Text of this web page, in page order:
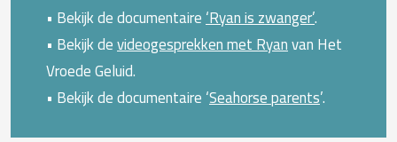
• Bekijk de documentaire‘Ryan is zwanger’.
• Bekijk devideogesprekken met Ryanvan Het
Vroede Geluid.
• Bekijk de documentaire ‘Seahorse parents’.